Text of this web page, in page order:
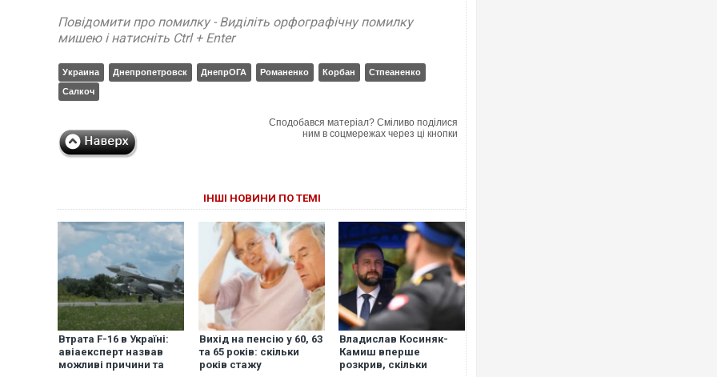
Повідомити про помилку - Виділіть орфографічну помилку
мишею і натисніть Ctrl + Enter
Украина Днепропетровск ДнепрОГА Романенко Корбан
Стпеаненко
Салкоч
Сподобався матеріал? Сміливо поділися
ним в соцмережах через ці кнопки
ІНШІ НОВИНИ ПО ТЕМІ
Втрата F-16 в Україні:
авіаексперт назвав
можливі причини та
Вихід на пенсію у 60, 63
та 65 років: скільки
років стажу
Владислав Косиняк-
Камиш вперше
розкрив, скільки